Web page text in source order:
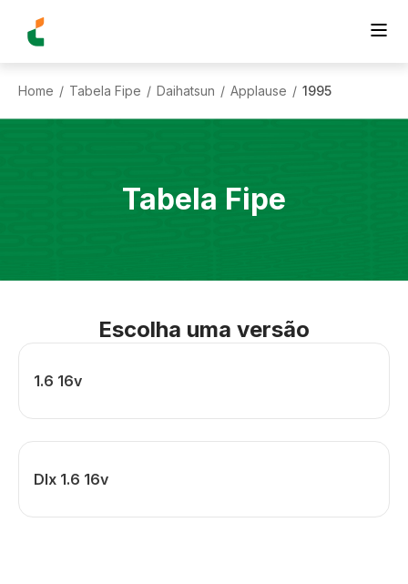
Home / Tabela Fipe / Daihatsun / Applause / 1995
Tabela Fipe
Escolha uma versão
1.6 16v
Dlx 1.6 16v